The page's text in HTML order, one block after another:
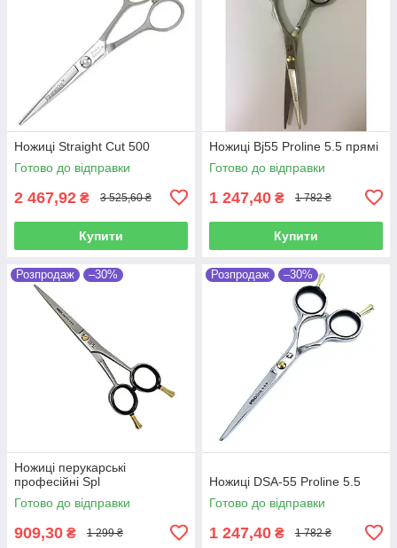
Ножиці Straight Cut 500
Готово до відправки
2 467,92 ₴ 3 525,60 ₴
Купити
Ножиці Bj55 Proline 5.5 прямі
Готово до відправки
1 247,40 ₴ 1 782 ₴
Купити
Розпродаж –30%
Ножиці перукарські
професійні Spl
Готово до відправки
909,30 ₴ 1 299 ₴
Розпродаж –30%
Ножиці DSA-55 Proline 5.5
Готово до відправки
1 247,40 ₴ 1 782 ₴